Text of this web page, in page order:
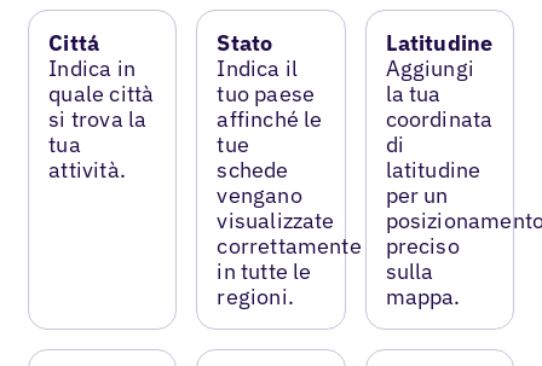
Cittá
Indica in
quale città
si trova la
tua
attività.
Stato
Indica il
tuo paese
affinché le
tue
schede
vengano
visualizzate
correttamente
in tutte le
regioni.
Latitudine
Aggiungi
la tua
coordinata
di
latitudine
per un
preciso
sulla
mappa.